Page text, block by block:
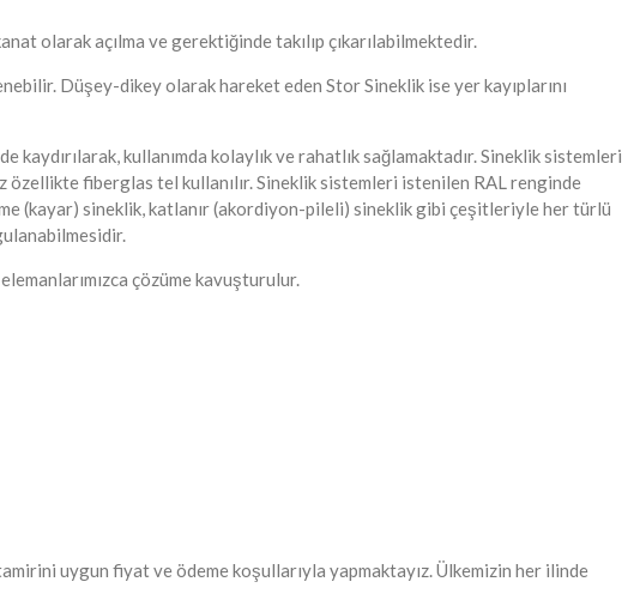
olarak açılma ve gerektiğinde takılıp çıkarılabilmektedir.
Düşey-dikey olarak hareket eden Stor Sineklik ise yer kayıplarını
kullanımda kolaylık ve rahatlık sağlamaktadır. Sineklik sistemleri
özellikte fiberglas tel kullanılır. Sineklik sistemleri istenilen RAL renginde
(kayar) sineklik, katlanır (akordiyon-pileli) sineklik gibi çeşitleriyle her türlü
çözüme kavuşturulur.
uygun fiyat ve ödeme koşullarıyla yapmaktayız. Ülkemizin her ilinde